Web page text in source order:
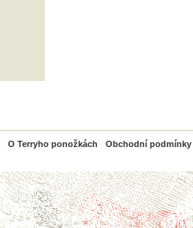
O Terryho ponožkách Obchodní podmínky
PayPal